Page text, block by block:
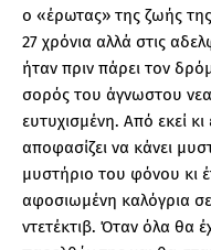
ο «έρωτας» της ζωής
27 χρόνια αλλά στις
ήταν πριν πάρει τον
σορός του άγνωστου
ευτυχισμένη. Από εκεί
αποφασίζει να κάνει
μυστήριο του φόνου κι
αφοσιωμένη καλόγρια
ντετέκτιβ. Όταν όλα θα